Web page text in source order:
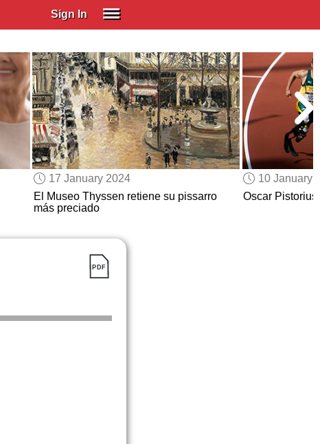
Sign In
Spanish (Spain)
Spanish (Latino)
SUBSCRIBE
EDUCATIONAL LICENSES
GIFT CARDS
OTHER LANGUAGES
17 January 2024
El Museo Thyssen retiene su pissarro
más preciado
10 January
Oscar